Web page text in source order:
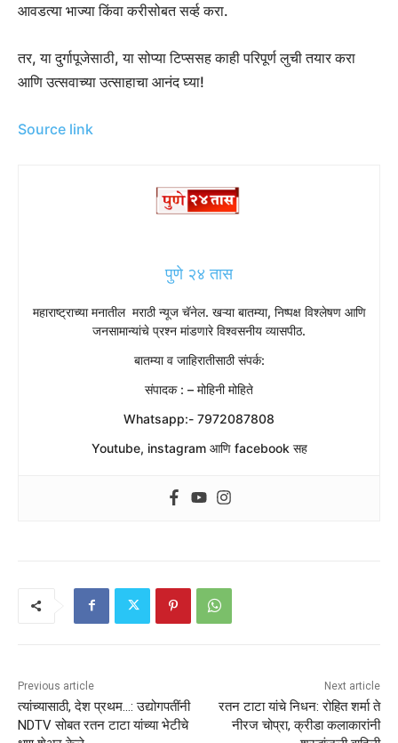
आवडत्या भाज्या किंवा करीसोबत सर्व्ह करा.
तर, या दुर्गापूजेसाठी, या सोप्या टिप्ससह काही परिपूर्ण लुची तयार करा
आणि उत्सवाच्या उत्साहाचा आनंद घ्या!
Source link
पुणे २४ तास
महाराष्ट्राच्या मनातील मराठी न्यूज चॅनेल. खऱ्या बातम्या, निष्पक्ष विश्लेषण आणि
जनसामान्यांचे प्रश्न मांडणारे विश्वसनीय व्यासपीठ.
बातम्या व जाहिरातीसाठी संपर्क:
संपादक : – मोहिनी मोहिते
Whatsapp:- 7972087808
Youtube, instagram आणि facebook सह
Previous article
त्यांच्यासाठी, देश प्रथम…: उद्योगपतींनी
NDTV सोबत रतन टाटा यांच्या भेटीचे
Next article
रतन टाटा यांचे निधन: रोहित शर्मा ते
नीरज चोप्रा, क्रीडा कलाकारांनी